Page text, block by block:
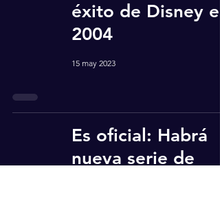
éxito de Disney en
2004
15 may 2023
Es oficial: Habrá
nueva serie de